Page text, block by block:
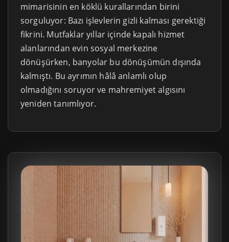
mimarisinin en köklü kurallarından birini
sorguluyor: Bazı işlevlerin gizli kalması gerektiği
fikrini. Mutfaklar yıllar içinde kapalı hizmet
alanlarından evin sosyal merkezine
dönüşürken, banyolar bu dönüşümün dışında
kalmıştı. Bu ayrımın hâlâ anlamlı olup
olmadığını soruyor ve mahremiyet algısını
yeniden tanımlıyor.